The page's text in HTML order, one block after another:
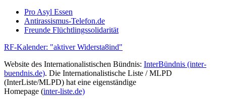
Pro Asyl Essen
Antirassismus-Telefon.de
Freunde Flüchtlingssolidarität
RF-Kalender: "aktiver Widersta8ind"
Website des Internationalistischen Bündnis: InterBündnis (inter-
buendnis.de). Die Internationalistische Liste / MLPD
(InterListe/MLPD) hat eine eigenständige
Homepage (inter-liste.de)